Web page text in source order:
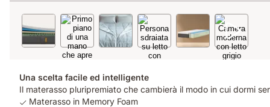
Una scelta facile ed intelligente
Il materasso pluripremiato che cambierà il modo in cui dormi
Materasso in Memory Foam